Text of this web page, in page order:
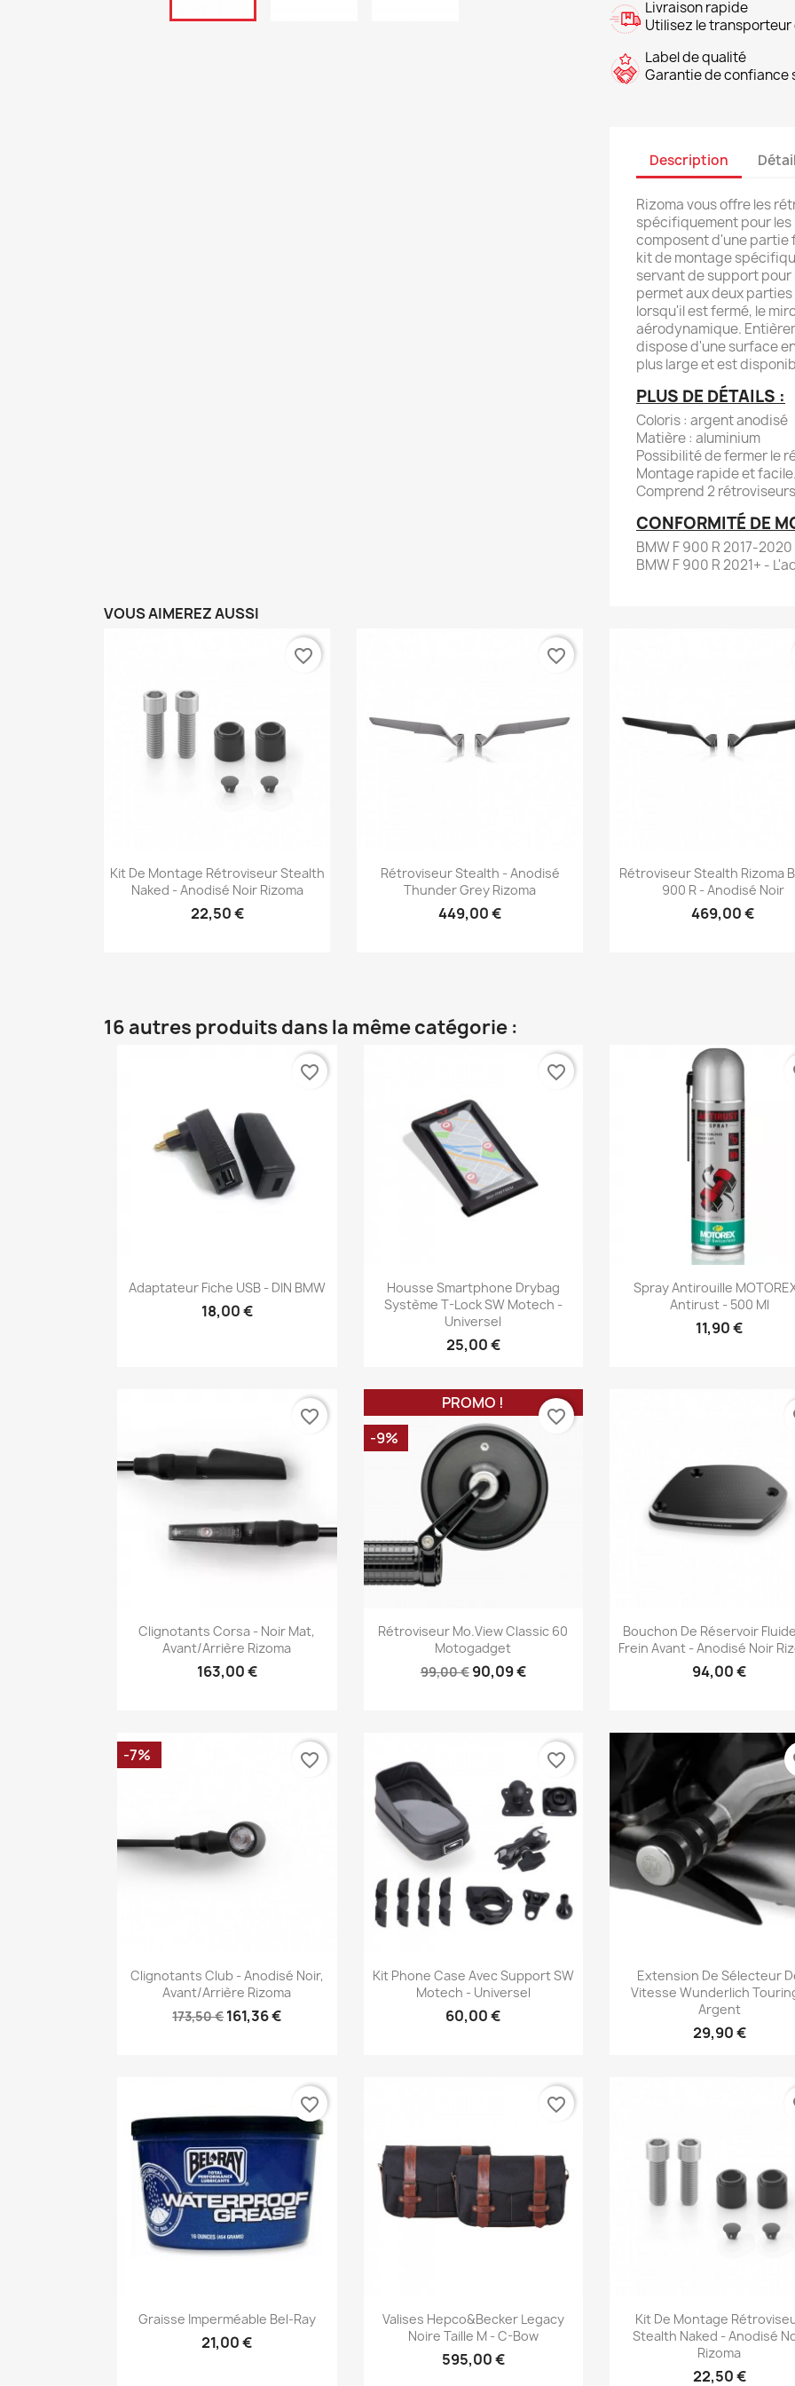
Livraison rapide
Utilisez le
Label de qualité
Garantie de confiance
Description
Rizoma vous offre les
spécifiquement pour
composent d'une partie
kit de montage
servant de support
permet aux deux
lorsqu'il est fermé, le
aérodynamique.
dispose d'une surface
plus large et est
PLUS DE DÉTAILS :
Coloris : argent anodisé
Matière : aluminium
Possibilité de fermer le
Montage rapide et facile.
Comprend 2
CONFORMITÉ DE
BMW F 900 R 2017-
BMW F 900 R 2021+ -
VOUS AIMEREZ AUSSI
Aperçu rapide
Kit De Montage Rétroviseur Stealth
Naked - Anodisé Noir Rizoma
22,50 €
favorite_border
Aperçu rapide
Rétroviseur Stealth - Anodisé
Thunder Grey Rizoma
449,00 €
favorite_border
Aperçu rapide
Rétroviseur Stealth Rizoma
900 R - Anodisé Noir
469,00 €
16 autres produits dans la même catégorie :
Aperçu rapide
Adaptateur Fiche USB - DIN BMW
18,00 €
favorite_border
 Aperçu rapide
Housse Smartphone Drybag
Système T-Lock SW Motech -
Universel
25,00 €
favorite_border
Aperçu rapide
Spray Antirouille
Antirust - 500 Ml
11,90 €
Aperçu rapide
Clignotants Corsa - Noir Mat,
Avant/Arrière Rizoma
163,00 €
favorite_border
Aperçu rapide
Rétroviseur Mo.view Classic 60
Motogadget
99,00 € 90,09 €
PROMO !
-9%
favorite_border
 Aperçu rapide
Bouchon De Réservoir
Frein Avant - Anodisé Noir
94,00 €
Aperçu rapide
Clignotants Club - Anodisé Noir,
Avant/Arrière Rizoma
173,50 €161,36 €
-7% favorite_border
Aperçu rapide
Kit Phone Case Avec Support SW
Motech - Universel
60,00 €
favorite_border
Aperçu rapide
Extension De Sélecteur
Vitesse Wunderlich
Argent
29,90 €
 Aperçu rapide
Graisse Imperméable Bel-Ray
21,00 €
favorite_border
Aperçu rapide
Valises Hepco&Becker Legacy
Noire Taille M - C-Bow
595,00 €
favorite_border
Aperçu rapide
Kit De Montage
Stealth Naked - Anodisé
Rizoma
22,50 €